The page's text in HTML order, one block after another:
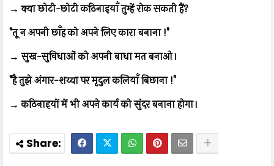
→ क्या छोटी-छोटी कठिनाइयाँ तुम्हें रोक सकती हैं?
"तू न अपनी छाँह को अपने लिए कारा बनाना !"
→ सुख-सुविधाओं को अपनी बाधा मत बनाओ।
"है तुझे अंगार-शय्या पर मृदुल कलियाँ बिछाना !"
→ कठिनाइयों में भी अपने कार्य को सुंदर बनाना होगा।